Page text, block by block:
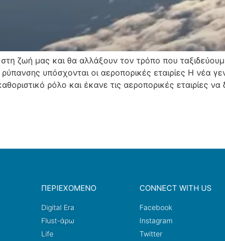
ζωή μας και θα αλλάξουν τον τρόπο που
ρύπανσης υπόσχονται οι αεροπορικές εταιρίες Η
ρόλο και έκανε τις αεροπορικές εταιρίες
ΠΕΡΙΕΧΟΜΕΝΟ
Digital Era
Flust-άρω
Life
CONNECT WITH US
Facebook
Instagram
Twitter